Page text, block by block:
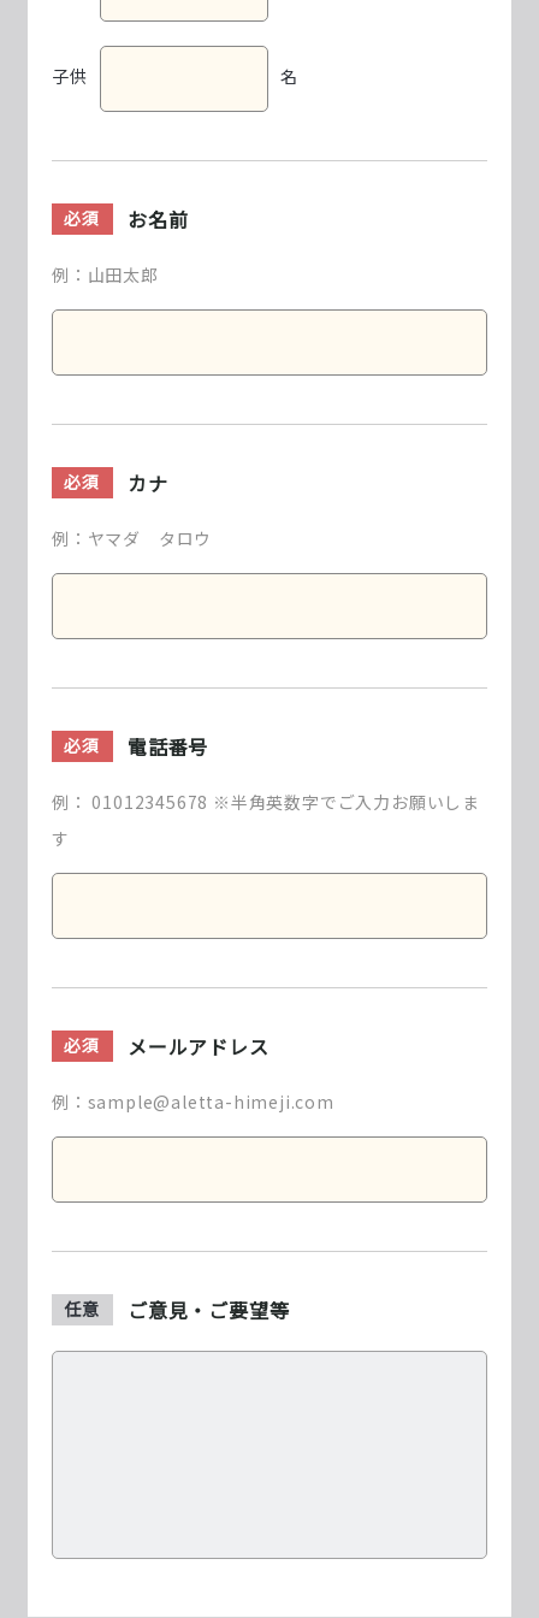
子供 名
必須 お名前
例：山田太郎
必須 カナ
例：ヤマダ タロウ
必須 電話番号
例： 01012345678 ※半角英数字でご入力お願いしま
す
必須 メールアドレス
例：sample@aletta-himeji.com
任意 ご意見・ご要望等